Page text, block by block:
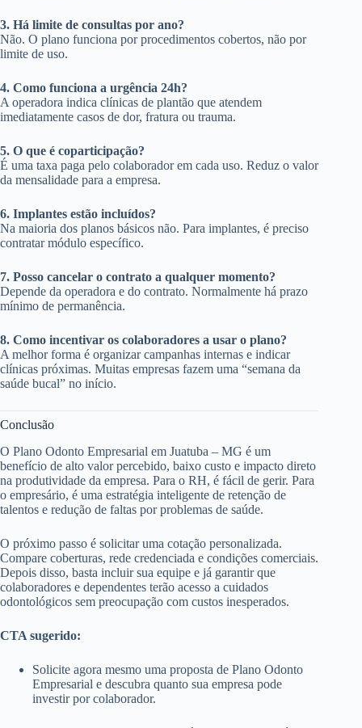
3. Há limite de consultas por ano?
Não. O plano funciona por procedimentos cobertos, não por
limite de uso.
4. Como funciona a urgência 24h?
A operadora indica clínicas de plantão que atendem
imediatamente casos de dor, fratura ou trauma.
5. O que é coparticipação?
É uma taxa paga pelo colaborador em cada uso. Reduz o valor
da mensalidade para a empresa.
6. Implantes estão incluídos?
Na maioria dos planos básicos não. Para implantes, é preciso
contratar módulo específico.
7. Posso cancelar o contrato a qualquer momento?
Depende da operadora e do contrato. Normalmente há prazo
mínimo de permanência.
8. Como incentivar os colaboradores a usar o plano?
A melhor forma é organizar campanhas internas e indicar
clínicas próximas. Muitas empresas fazem uma “semana da
saúde bucal” no início.
Conclusão
O Plano Odonto Empresarial em Juatuba – MG é um
benefício de alto valor percebido, baixo custo e impacto direto
na produtividade da empresa. Para o RH, é fácil de gerir. Para
o empresário, é uma estratégia inteligente de retenção de
talentos e redução de faltas por problemas de saúde.
O próximo passo é solicitar uma cotação personalizada.
Compare coberturas, rede credenciada e condições comerciais.
Depois disso, basta incluir sua equipe e já garantir que
colaboradores e dependentes terão acesso a cuidados
odontológicos sem preocupação com custos inesperados.
CTA sugerido:
Solicite agora mesmo uma proposta de Plano Odonto
Empresarial e descubra quanto sua empresa pode
investir por colaborador.